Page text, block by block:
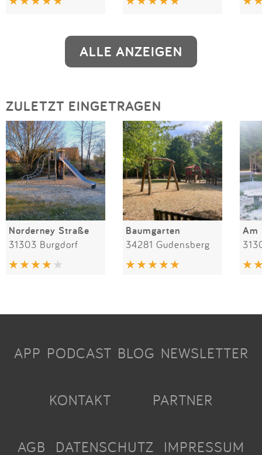
ALLE ANZEIGEN
ZULETZT EINGETRAGEN
Norderney Straße
31303 Burgdorf
Baumgarten
34281 Gudensberg
Am
APP PODCAST BLOG NEWSLETTER
KONTAKT PARTNER
AGB DATENSCHUTZ IMPRESSUM